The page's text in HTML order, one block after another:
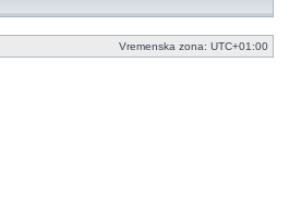
Vremenska zona: UTC+01:00